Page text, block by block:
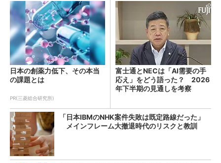
日本の創薬力低下、その本当
の課題とは
PR(三菱総合研究所)
富士通とNECは「AI需要の手
応え」をどう語った？ 2026
年下半期の見通しを考察
「日本IBMのNHK案件失敗は既定路線だった」
メインフレーム大撤退時代のリスクと教訓